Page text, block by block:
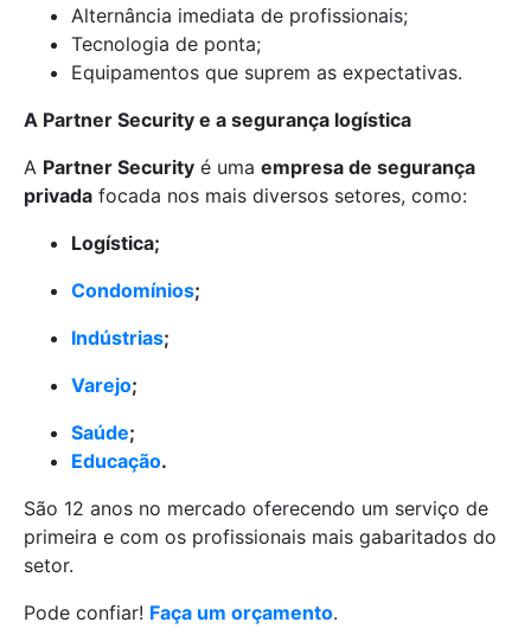
Alternância imediata de profissionais;
Tecnologia de ponta;
Equipamentos que suprem as expectativas.
A Partner Security e a segurança logística
A Partner Security é uma empresa de segurança
privada focada nos mais diversos setores, como:
Logística;
Condomínios;
Indústrias;
Varejo;
Saúde;
Educação.
São 12 anos no mercado oferecendo um serviço de
primeira e com os profissionais mais gabaritados do
setor.
Pode confiar! Faça um orçamento.